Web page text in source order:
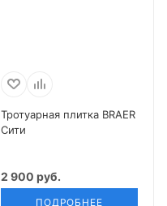
Тротуарная плитка BRAER
Сити
2 900 руб.
ПОДРОБНЕЕ